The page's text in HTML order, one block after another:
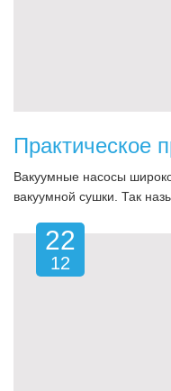
Вакуумные насосы
вакуумной сушки. Так
22
12